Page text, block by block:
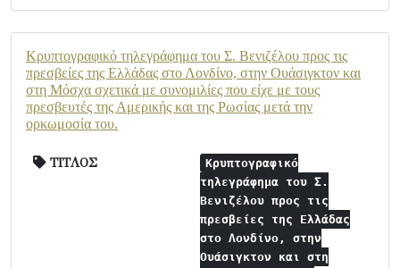
Κρυπτογραφικό τηλεγράφημα του Σ. Βενιζέλου προς τις
πρεσβείες της Ελλάδας στο Λονδίνο, στην Ουάσιγκτον και
στη Μόσχα σχετικά με συνομιλίες που είχε με τους
πρεσβευτές της Αμερικής και της Ρωσίας μετά την
ορκωμοσία του.
ΤΙΤΛΟΣ
Κρυπτογραφικό
τηλεγράφημα του Σ.
Βενιζέλου προς τις
πρεσβείες της Ελλάδας
στο Λονδίνο, στην
Ουάσιγκτον και στη